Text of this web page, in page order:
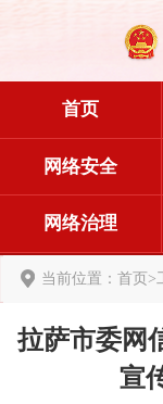
首页
网络安全
网络治理
当前位置： 首页>
拉萨市委网
宣